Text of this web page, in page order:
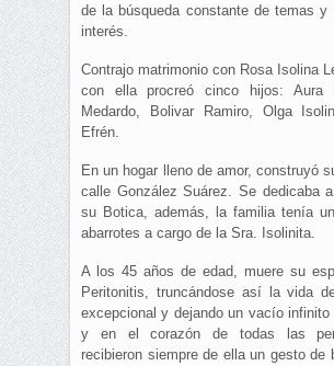
de la búsqueda constante de temas y
interés.
Contrajo matrimonio con Rosa Isolina
con ella procreó cinco hijos: Aura
Medardo, Bolivar Ramiro, Olga
Efrén.
En un hogar lleno de amor, construyó
calle González Suárez. Se dedicaba
su Botica, además, la familia tenía
abarrotes a cargo de la Sra. Isolinita.
A los 45 años de edad, muere su
Peritonitis, truncándose así la vida
excepcional y dejando un vacío infinito
y en el corazón de todas las
recibieron siempre de ella un gesto de